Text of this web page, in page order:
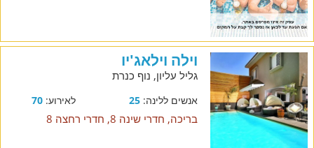
וילה וילאג'יו
גליל עליון, נוף כנרת
אנשים ללינה:25 לאירוע:70
בריכה, חדרי שינה 8, חדרי רחצה 8